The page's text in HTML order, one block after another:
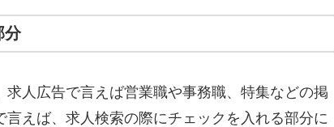
分
人広告で言えば営業職や事務職、特集などの掲
えば、求人検索の際にチェックを入れる部分に